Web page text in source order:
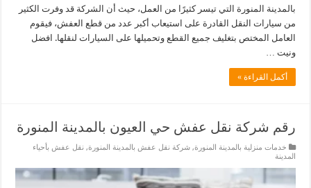
بالمدينة المنورة التي تيسر كثيرًا من العمل، حيث أن الشركة قد وفرت الكثير
من سيارات النقل القادرة على استيعاب أكبر عدد من قطع العفش، فيقوم
العامل المختص بتغليف جميع القطع وتحميلها على السيارات لنقلها. افضل
ونيت …
أكمل القراءة »
رقم شركة نقل عفش حي العيون بالمدينة المنورة
خدمات منزلية بالمدينة المنورة,شركة نقل عفش بالمدينة المنورة, نقل عفش بأحياء
المدينة